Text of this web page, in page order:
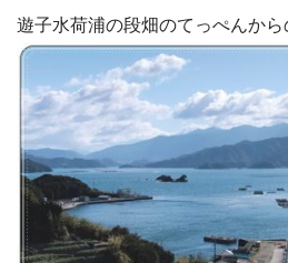
遊子水荷浦の段畑のてっぺんから